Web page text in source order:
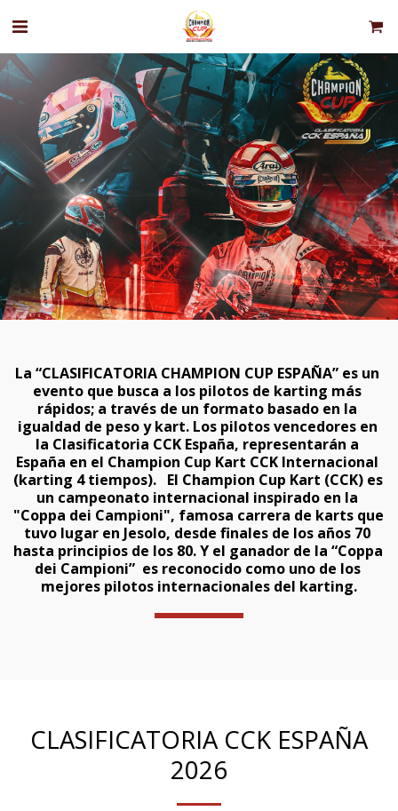
La “CLASIFICATORIA CHAMPION CUP ESPAÑA” es un
evento que busca a los pilotos de karting más
rápidos; a través de un formato basado en la
igualdad de peso y kart. Los pilotos vencedores en
la Clasificatoria CCK España, representarán a
España en el Champion Cup Kart CCK Internacional
(karting 4 tiempos).   El Champion Cup Kart (CCK) es
un campeonato internacional inspirado en la
"Coppa dei Campioni", famosa carrera de karts que
tuvo lugar en Jesolo, desde finales de los años 70
hasta principios de los 80. Y el ganador de la “Coppa
dei Campioni”  es reconocido como uno de los
mejores pilotos internacionales del karting.
CLASIFICATORIA CCK ESPAÑA
2026